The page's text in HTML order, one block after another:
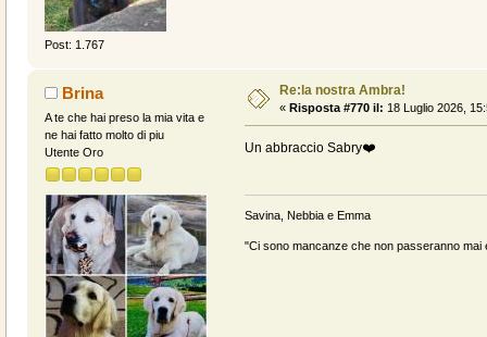
Post: 1.767
Brina
A te che hai preso la mia vita e
ne hai fatto molto di piu
Utente Oro
Re:la nostra Ambra!
« Risposta #770 il: 18 Luglio 2026,
Un abbraccio Sabry❤️
Savina, Nebbia e Emma
"Ci sono mancanze che non passeranno